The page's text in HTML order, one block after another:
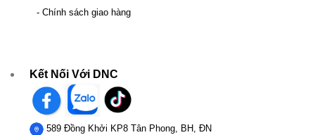
- Chính sách giao hàng
Kết Nối Với DNC
589 Đồng Khởi KP8 Tân Phong, BH, ĐN